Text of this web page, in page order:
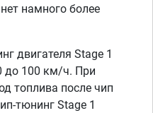
намного более
двигателя Stage 1
до 100 км/ч. При
топлива после чип
тюнинг Stage 1